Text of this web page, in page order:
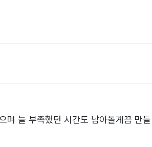
며 늘 부족했던 시간도 남아돌게끔 만들